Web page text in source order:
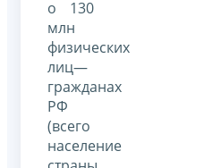
о 130
млн
физических
лиц—
гражданах
РФ
(всего
население